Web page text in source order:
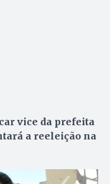
vice da prefeita
a reeleição na